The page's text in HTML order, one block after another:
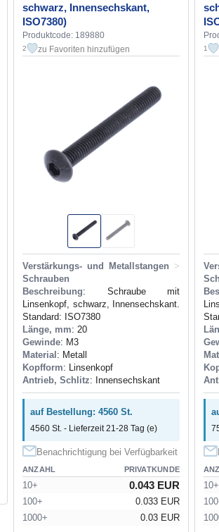
schwarz, Innensechskant,
ISO7380)
Produktcode: 189880
2 zu Favoriten hinzufügen
Verstärkungs- und Metallstangen >
Schrauben
Beschreibung: Schraube mit
Linsenkopf, schwarz, Innensechskant.
Standard: ISO7380
Länge, mm: 20
Gewinde: M3
Material : Metall
Kopfform: Linsenkopf
Antrieb, Schlitz: Innensechskant
auf Bestellung: 4560 St.
4560 St. - Lieferzeit 21-28 Tag (e)
Benachrichtigung bei Verfügbarkeit
ANZAHL PRIVATKUNDE
10+ 0.043 EUR
100+
0.033 EUR
1000+
0.03 EUR
1
10+